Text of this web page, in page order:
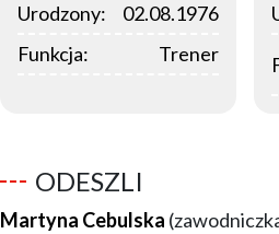
Urodzony:
02.08.1976
Funkcja:
Trener
ODESZLI
Martyna Cebulska